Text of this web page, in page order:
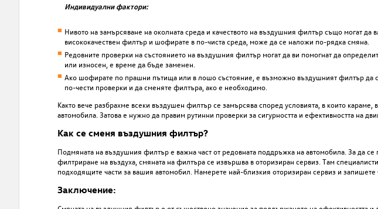
Индивидуални фактори:
Нивото на замърсяване на околната среда и качеството на въздушния филтър също могат да
висококачествен филтър и шофирате в по-чиста среда, може да се наложи по-рядка смяна.
Редовните проверки на състоянието на въздушния филтър могат да ви помогнат да
или износен, е време да бъде заменен.
Ако шофирате по прашни пътища или в лошо състояние, е възможно въздушният филтър да
по-чести проверки и да сменяте филтъра, ако е необходимо.
Както вече разбрахме всеки въздушен филтър се замърсява според условията, в които караме,
автомобила. Затова е нужно да правим рутинни проверки за сигурността и ефективността на
Как се сменя въздушния филтър?
Подмяната на въздушния филтър е важна част от редовната поддръжка на автомобила. За да се
филтриране на въздуха, смяната на филтъра се извършва в оторизиран сервиз. Там
подходящите части за вашия автомобил. Намерете най-близкия оторизиран сервиз и запишете
Заключение: